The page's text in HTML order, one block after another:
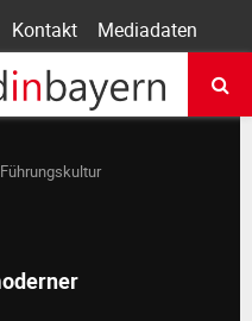
Kontakt Mediadaten